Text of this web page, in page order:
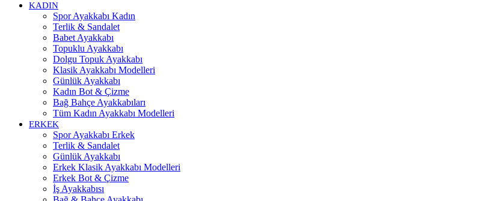
KADIN
Spor Ayakkabı Kadın
Terlik & Sandalet
Babet Ayakkabı
Topuklu Ayakkabı
Dolgu Topuk Ayakkabı
Klasik Ayakkabı Modelleri
Günlük Ayakkabı
Kadın Bot & Çizme
Bağ Bahçe Ayakkabıları
Tüm Kadın Ayakkabı Modelleri
ERKEK
Spor Ayakkabı Erkek
Terlik & Sandalet
Günlük Ayakkabı
Erkek Klasik Ayakkabı Modelleri
Erkek Bot & Çizme
İş Ayakkabısı